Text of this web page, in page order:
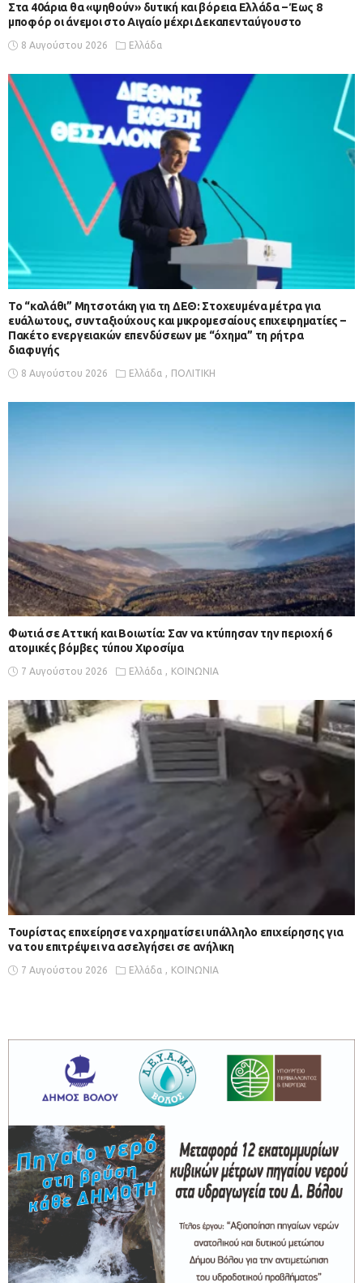
Στα 40άρια θα «ψηθούν» δυτική και βόρεια Ελλάδα – Έως 8
μποφόρ οι άνεμοι στο Αιγαίο μέχρι Δεκαπενταύγουστο
8 Αυγούστου 2026 Ελλάδα
Το “καλάθι” Μητσοτάκη για τη ΔΕΘ: Στοχευμένα μέτρα για
ευάλωτους, συνταξιούχους και μικρομεσαίους επιχειρηματίες –
Πακέτο ενεργειακών επενδύσεων με “όχημα” τη ρήτρα
διαφυγής
8 Αυγούστου 2026 Ελλάδα ΠΟΛΙΤΙΚΗ
Φωτιά σε Αττική και Βοιωτία: Σαν να κτύπησαν την περιοχή 6
ατομικές βόμβες τύπου Χιροσίμα
7 Αυγούστου 2026 Ελλάδα ΚΟΙΝΩΝΙΑ
Τουρίστας επιχείρησε να χρηματίσει υπάλληλο επιχείρησης για
να του επιτρέψει να ασελγήσει σε ανήλικη
7 Αυγούστου 2026 Ελλάδα ΚΟΙΝΩΝΙΑ